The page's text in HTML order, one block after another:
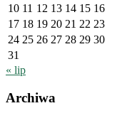
10 11 12 13 14 15 16
17 18 19 20 21 22 23
24 25 26 27 28 29 30
31
« lip
Archiwa